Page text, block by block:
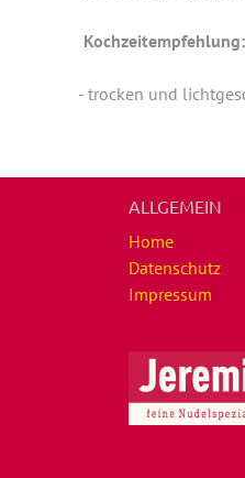
Kochzeitempfehlung:
- trocken und
ALLGEMEIN
Home
Datenschutz
Impressum